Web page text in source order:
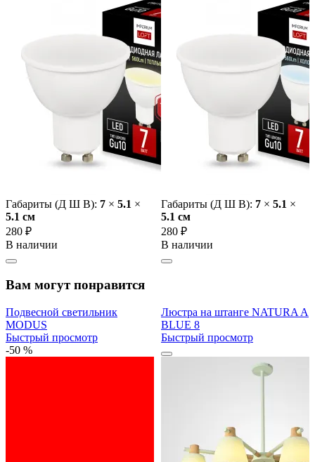
Габариты (Д Ш В): 7 × 5.1 ×
5.1 cм
280 ₽
В наличии
Габариты (Д Ш В): 7 × 5.1 ×
5.1 cм
280 ₽
В наличии
Вам могут понравится
Подвесной светильник
MODUS
Быстрый просмотр
-50 %
Люстра на штанге NATURA A
BLUE 8
Быстрый просмотр